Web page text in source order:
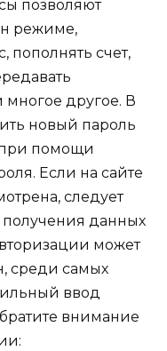
позволяют
режиме,
пополнять счет,
многое другое. В
новый пароль
помощи
Если на сайте
следует
данных
может
среди самых
ввод
внимание